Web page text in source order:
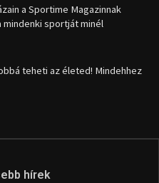
a Sportime Magazinnak
sportját minél
teheti az életed! Mindehhez
hírek